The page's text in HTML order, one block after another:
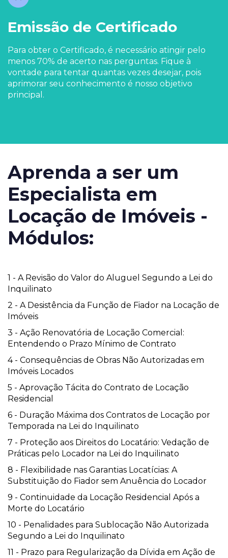
Emissão de Certificado
Para obter o Certificado, é necessário atingir pelo
menos 70% de acerto nas perguntas. Fique à
vontade para tentar quantas vezes desejar, pois
aprimorar seu conhecimento é nosso objetivo
principal.
Aprenda a ser um
Especialista em
Locação de Imóveis -
Módulos:
1 - A Revisão do Valor do Aluguel Segundo a Lei do
Inquilinato
2 - A Desistência da Função de Fiador na Locação de
Imóveis
3 - Ação Renovatória de Locação Comercial:
Entendendo o Prazo Mínimo de Contrato
4 - Consequências de Obras Não Autorizadas em
Imóveis Locados
5 - Aprovação Tácita do Contrato de Locação
Residencial
6 - Duração Máxima dos Contratos de Locação por
Temporada na Lei do Inquilinato
7 - Proteção aos Direitos do Locatário: Vedação de
Práticas pelo Locador na Lei do Inquilinato
8 - Flexibilidade nas Garantias Locatícias: A
Substituição do Fiador sem Anuência do Locador
9 - Continuidade da Locação Residencial Após a
Morte do Locatário
10 - Penalidades para Sublocação Não Autorizada
Segundo a Lei do Inquilinato
11 - Prazo para Regularização da Dívida em Ação de